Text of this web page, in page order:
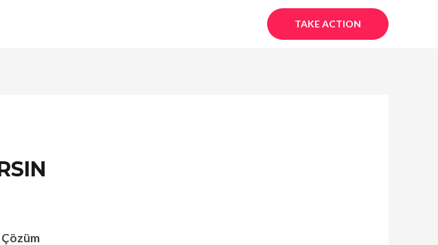
TAKE ACTION
Çözüm